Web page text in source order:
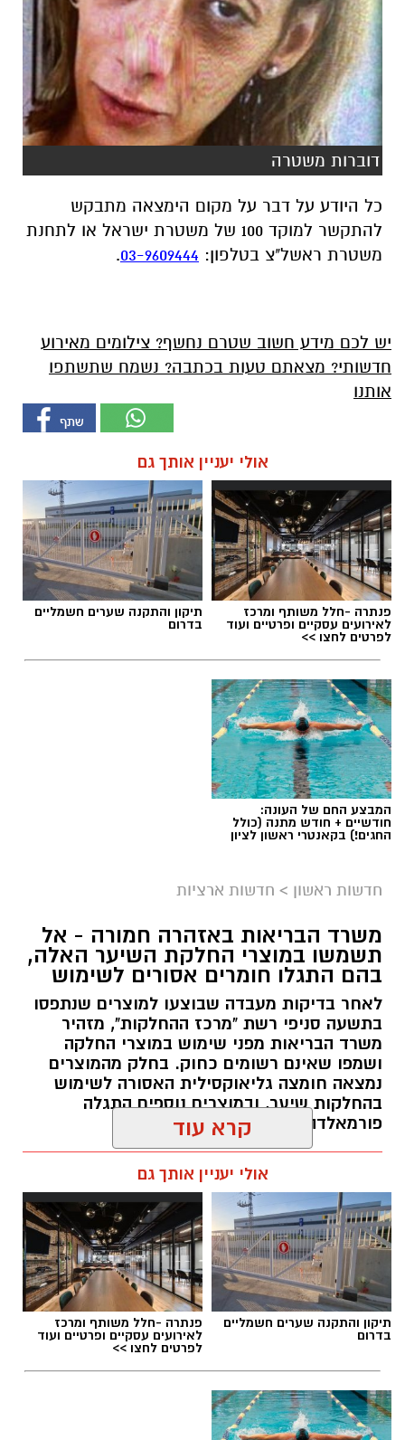
דוברות משטרה
כל היודע על דבר על מקום הימצאה מתבקש
להתקשר למוקד 100 של משטרת ישראל או לתחנת
משטרת ראשל"צ בטלפון:
03-9609444
.
יש לכם מידע חשוב שטרם נחשף? צילומים מאירוע
חדשותי? מצאתם טעות בכתבה? נשמח שתשתפו
אותנו
אולי יעניין אותך גם
פנתרה -חלל משותף ומרכז
לאירועים עסקיים ופרטיים ועוד
לפרטים לחצו >>
תיקון והתקנה שערים חשמליים
בדרום
המבצע החם של העונה:
חודשיים + חודש מתנה (כולל
החגים!) בקאנטרי ראשון לציון
חדשות ראשון > חדשות ארציות
משרד הבריאות באזהרה חמורה - אל
תשמשו במוצרי החלקת השיער האלה,
בהם התגלו חומרים אסורים לשימוש
לאחר בדיקות מעבדה שבוצעו למוצרים שנתפסו
בתשעה סניפי רשת "מרכז ההחלקות", מזהיר
משרד הבריאות מפני שימוש במוצרי החלקה
ושמפו שאינם רשומים כחוק. בחלק מהמוצרים
נמצאה חומצה גליאוקסילית האסורה לשימוש
בהחלקות שיער, ובמוצרים נוספים התגלה
פורמאלדהיד - חומר המוגדר כמסרטן
תגים:משרד הבריאות חומרים מסוכנים
מרכז
ההחלקות
קרא עוד
אולי יעניין אותך גם
תיקון והתקנה שערים חשמליים
בדרום
פנתרה -חלל משותף ומרכז
לאירועים עסקיים ופרטיים ועוד
לפרטים לחצו >>